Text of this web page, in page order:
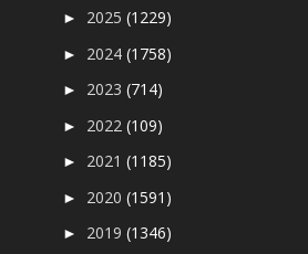
► 2025(1229)
► 2024(1758)
► 2023(714)
► 2022(109)
► 2021(1185)
► 2020(1591)
► 2019(1346)